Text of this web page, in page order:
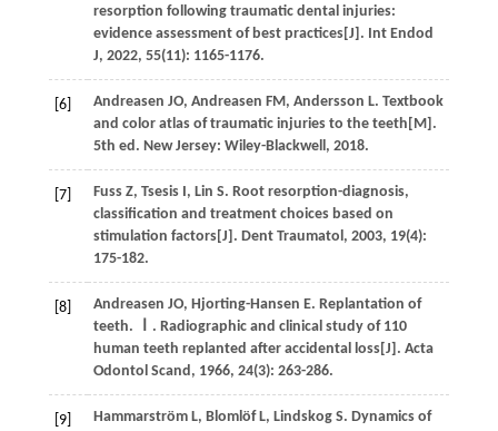
resorption following traumatic dental injuries:
evidence assessment of best practices[J]. Int Endod
J, 2022, 55(11): 1165-1176.
[6] Andreasen JO, Andreasen FM, Andersson L. Textbook
and color atlas of traumatic injuries to the teeth [M].
5th ed. New Jersey: Wiley-Blackwell, 2018.
[7] Fuss Z, Tsesis I, Lin S. Root resorption-diagnosis,
classification and treatment choices based on
stimulation factors[J]. Dent Traumatol, 2003, 19(4):
175-182.
[8] Andreasen JO, Hjorting-Hansen E. Replantation of
teeth. Ⅰ. Radiographic and clinical study of 110
human teeth replanted after accidental loss[J]. Acta
Odontol Scand, 1966, 24(3): 263-286.
[9] Hammarström L, Blomlöf L, Lindskog S. Dynamics of